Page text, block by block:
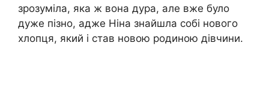
зрозуміла, яка ж вона дура, але вже було
дуже пізно, адже Ніна знайшла собі нового
хлопця, який і став новою родиною дівчини.